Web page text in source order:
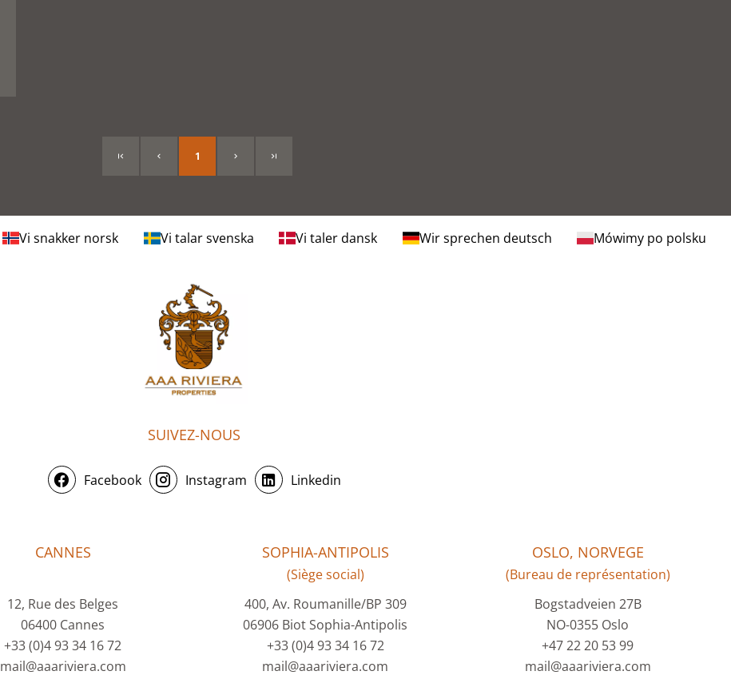
1
Vi snakker norsk Vi talar svenska Vi taler dansk Wir sprechen deutsch Mówimy po polsku
SUIVEZ-NOUS
Facebook Instagram Linkedin
CANNES
12, Rue des Belges
06400 Cannes
+33 (0)4 93 34 16 72
mail@aaariviera.com
SOPHIA-ANTIPOLIS
(Siège social)
400, Av. Roumanille/BP 309
06906 Biot Sophia-Antipolis
+33 (0)4 93 34 16 72
mail@aaariviera.com
OSLO, NORVEGE
(Bureau de représentation)
Bogstadveien 27B
NO-0355 Oslo
+47 22 20 53 99
mail@aaariviera.com